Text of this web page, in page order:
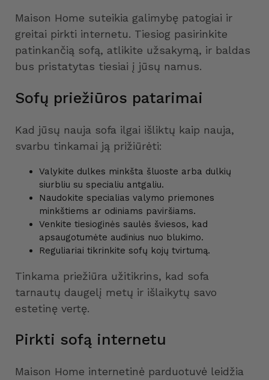
Maison Home suteikia galimybę patogiai ir
greitai pirkti internetu. Tiesiog pasirinkite
patinkančią sofą, atlikite užsakymą, ir baldas
bus pristatytas tiesiai į jūsų namus.
Sofų priežiūros patarimai
Kad jūsų nauja sofa ilgai išliktų kaip nauja,
svarbu tinkamai ją prižiūrėti:
Valykite dulkes minkšta šluoste arba dulkių
siurbliu su specialiu antgaliu.
Naudokite specialias valymo priemones
minkštiems ar odiniams paviršiams.
Venkite tiesioginės saulės šviesos, kad
apsaugotumėte audinius nuo blukimo.
Reguliariai tikrinkite sofų kojų tvirtumą.
Tinkama priežiūra užitikrins, kad sofa
tarnautų daugelį metų ir išlaikytų savo
estetinę vertę.
Pirkti sofą internetu
Maison Home internetinė parduotuvė leidžia